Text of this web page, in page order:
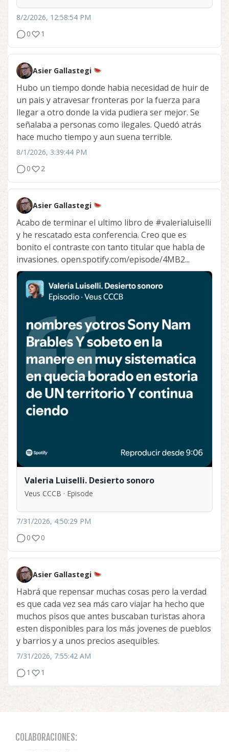
8/2/2026, 12:58:54 PM
0
1
Asier Gallastegi
Hubo un tiempo donde habia necesidad de huir de
un pais y atravesar fronteras por la fuerza para
llegar a otro donde la vida pudiera ser mejor. Se
señalaba a personas como ilegales. Quedó atrás
hace mucho tiempo y aun suena terrible.
8/1/2026, 3:39:44 PM
0
2
Asier Gallastegi
Acabo de terminar el ultimo libro de #valerialuiselli
y he rescatado esta conferencia. Creo que es
bonito el contraste con tanto titular que habla de
invasiones. open.spotify.com/episode/4MB2...
Valeria Luiselli. Desierto sonoro
Veus CCCB · Episode
7/31/2026, 4:50:29 PM
0
0
Asier Gallastegi
Habrá que repensar muchas cosas pero la verdad
es que cada vez sea más caro viajar ha hecho que
muchos pisos que antes buscaban turistas ahora
esten disponibles para los más jovenes de pueblos
y barrios y a unos precios asequibles.
7/31/2026, 7:55:42 AM
1
1
COLABORACIONES: